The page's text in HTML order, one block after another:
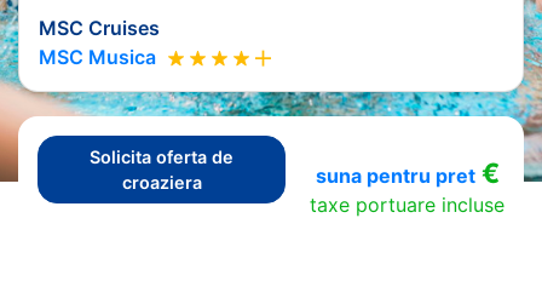
MSC Cruises
MSC Musica
Solicita oferta de
croaziera
suna pentru pret€
taxe portuare incluse